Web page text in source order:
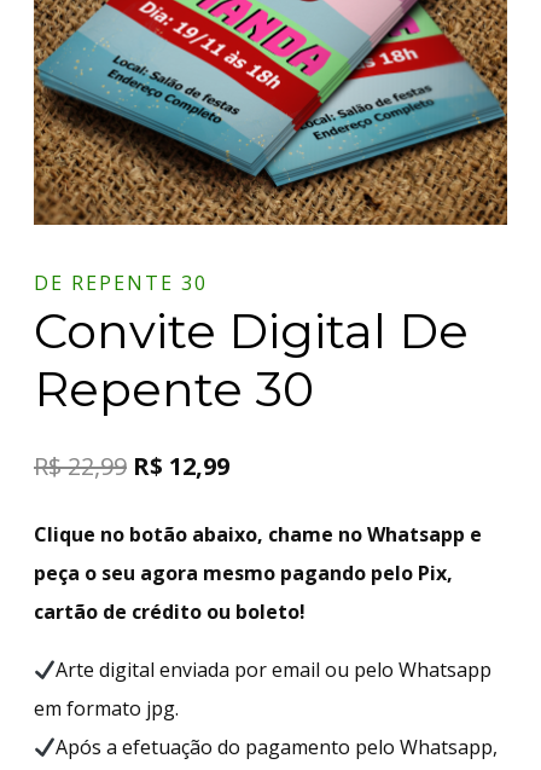
DE REPENTE 30
Convite Digital De
Repente 30
R$22,99 R$ 12,99
Clique no botão abaixo, chame no Whatsapp e
peça o seu agora mesmo pagando pelo Pix,
cartão de crédito ou boleto!
Arte digital enviada por email ou pelo Whatsapp
em formato jpg.
Após a efetuação do pagamento pelo Whatsapp,